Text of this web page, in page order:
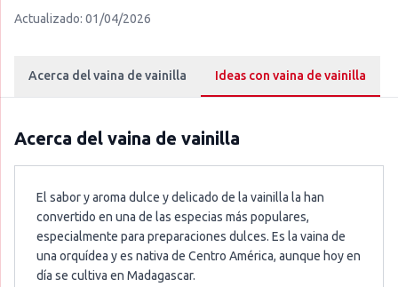
Actualizado: 01/04/2026
Acerca del vaina de vainilla Ideas con vaina de vainilla
Acerca del vaina de vainilla
El sabor y aroma dulce y delicado de la vainilla la han
convertido en una de las especias más populares,
especialmente para preparaciones dulces. Es la vaina de
una orquídea y es nativa de Centro América, aunque hoy en
día se cultiva en Madagascar.